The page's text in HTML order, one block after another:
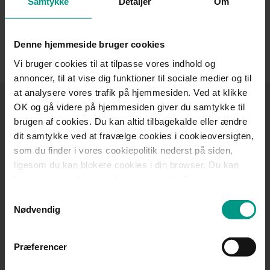
Denne hjemmeside bruger cookies
Vi bruger cookies til at tilpasse vores indhold og
annoncer, til at vise dig funktioner til sociale medier og til
at analysere vores trafik på hjemmesiden. Ved at klikke
OK og gå videre på hjemmesiden giver du samtykke til
brugen af cookies. Du kan altid tilbagekalde eller ændre
dit samtykke ved at fravælge cookies i cookieoversigten,
som du finder i vores cookiepolitik nederst på siden,
ligesom du kan blokere cookies i din browser. Du kan
behandling af personoplysninger.
Nødvendig
Præferencer
Dortes vigtigste fokus er at være effektiv, personlig og
muligt og sikrer, at den bliver håndteret med omhu og
ekspertise.
Tilmeld dig
HjulmandKaptains
nyhedsbrev